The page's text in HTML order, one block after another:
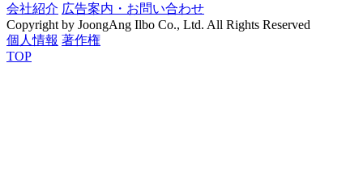
会社紹介 広告案内・お問い合わせ
Copyright by JoongAng Ilbo Co., Ltd. All Rights Reserved
個人情報 著作権
TOP